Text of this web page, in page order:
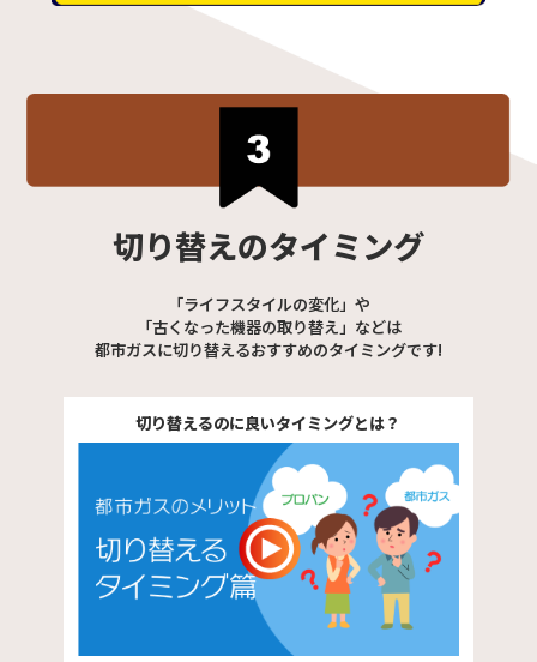
切り替えのタイミング
「ライフスタイルの変化」や
「古くなった機器の取り替え」などは
都市ガスに切り替えるおすすめのタイミングです!
切り替えるのに良いタイミングとは？